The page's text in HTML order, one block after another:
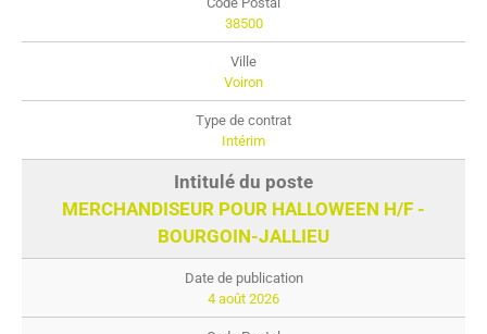
38500
Voiron
Intérim
MERCHANDISEUR POUR HALLOWEEN H/F -
BOURGOIN-JALLIEU
4 août 2026